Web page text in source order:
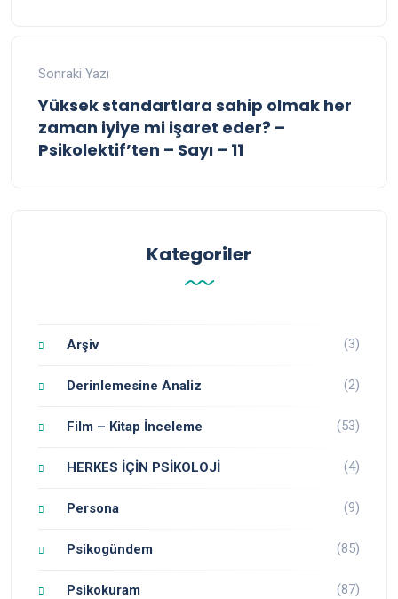
Sonraki Yazı
Yüksek standartlara sahip olmak her
zaman iyiye mi işaret eder? –
Psikolektif’ten – Sayı – 11
Kategoriler
Arşiv (3)
Derinlemesine Analiz (2)
Film – Kitap İnceleme (53)
HERKES İÇİN PSİKOLOJİ (4)
Persona (9)
Psikogündem (85)
Psikokuram (87)